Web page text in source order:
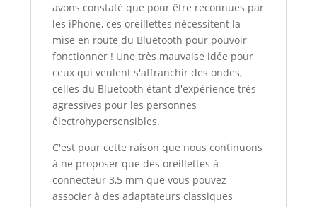
avons constaté que pour être reconnues par
les iPhone, ces oreillettes nécessitent la
mise en route du Bluetooth pour pouvoir
fonctionner ! Une très mauvaise idée pour
ceux qui veulent s'affranchir des ondes,
celles du Bluetooth étant d'expérience très
agressives pour les personnes
électrohypersensibles.
C'est pour cette raison que nous continuons
à ne proposer que des oreillettes à
connecteur 3,5 mm que vous pouvez
associer à des adaptateurs classiques